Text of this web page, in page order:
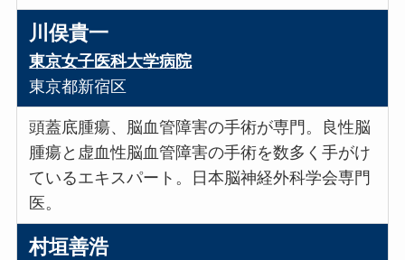
川俣貴一
東京女子医科大学病院
東京都新宿区
頭蓋底腫瘍、脳血管障害の手術が専門。良性脳
腫瘍と虚血性脳血管障害の手術を数多く手がけ
ているエキスパート。日本脳神経外科学会専門
医。
村垣善浩